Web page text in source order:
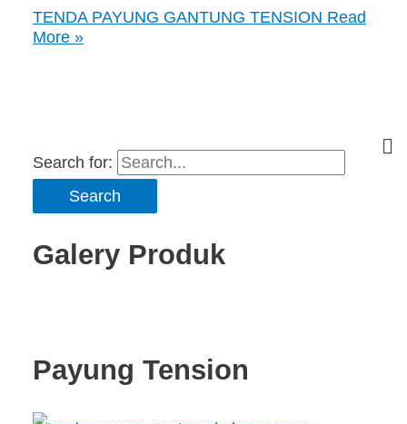
TENDA PAYUNG GANTUNG TENSION Read
More »
Search for:
Galery Produk
Payung Tension